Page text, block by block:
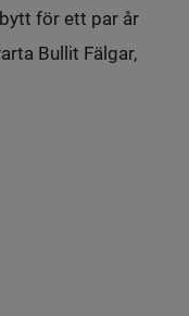
bytt för ett par år
Bullit Fälgar,